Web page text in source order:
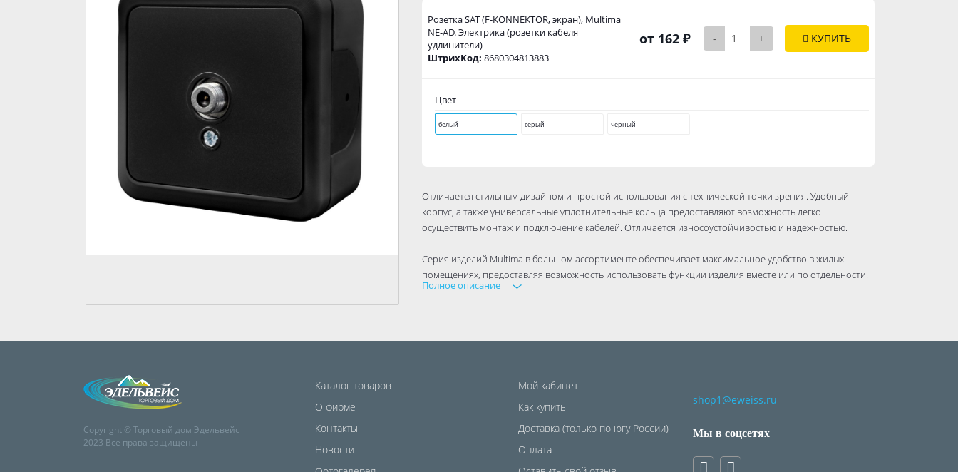
Розетка SAT (F-KONNEKTOR, экран), Multima
NE-AD. Электрика (розетки кабеля
удлинители)
ШтрихКод: 8680304813883
от 162 ₽ - + КУПИТЬ
Цвет
белый серый черный
Отличается стильным дизайном и простой использования с технической точки зрения. Удобный
корпус, а также универсальные уплотнительные кольца предоставляют возможность легко
осуществить монтаж и подключение кабелей. Отличается износоустойчивостью и надежностью.
Серия изделий Multima в большом ассортименте обеспечивает максимальное удобство в жилых
помещениях, предоставляя возможность использовать функции изделия вместе или по отдельности.
Возможность комбинировать разные виды изделий и использовать их горизонтально или
Полное описание
Copyright © Торговый дом Эдельвейс
2023 Все права защищены
Каталог товаров
О фирме
Контакты
Новости
Мой кабинет
Как купить
Доставка (только по югу России)
Оплата
shop1@eweiss.ru
Мы в соцсетях